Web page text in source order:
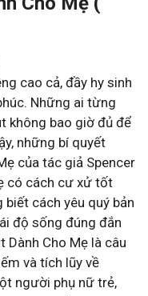
cao cả, đầy hy sinh
Những ai từng
không bao giờ đủ để
những bí quyết
của tác giả Spencer
có cách cư xử tốt
cách yêu quý bản
độ sống đúng đắn
Cho Mẹ là câu
và tích lũy về
người phụ nữ trẻ,